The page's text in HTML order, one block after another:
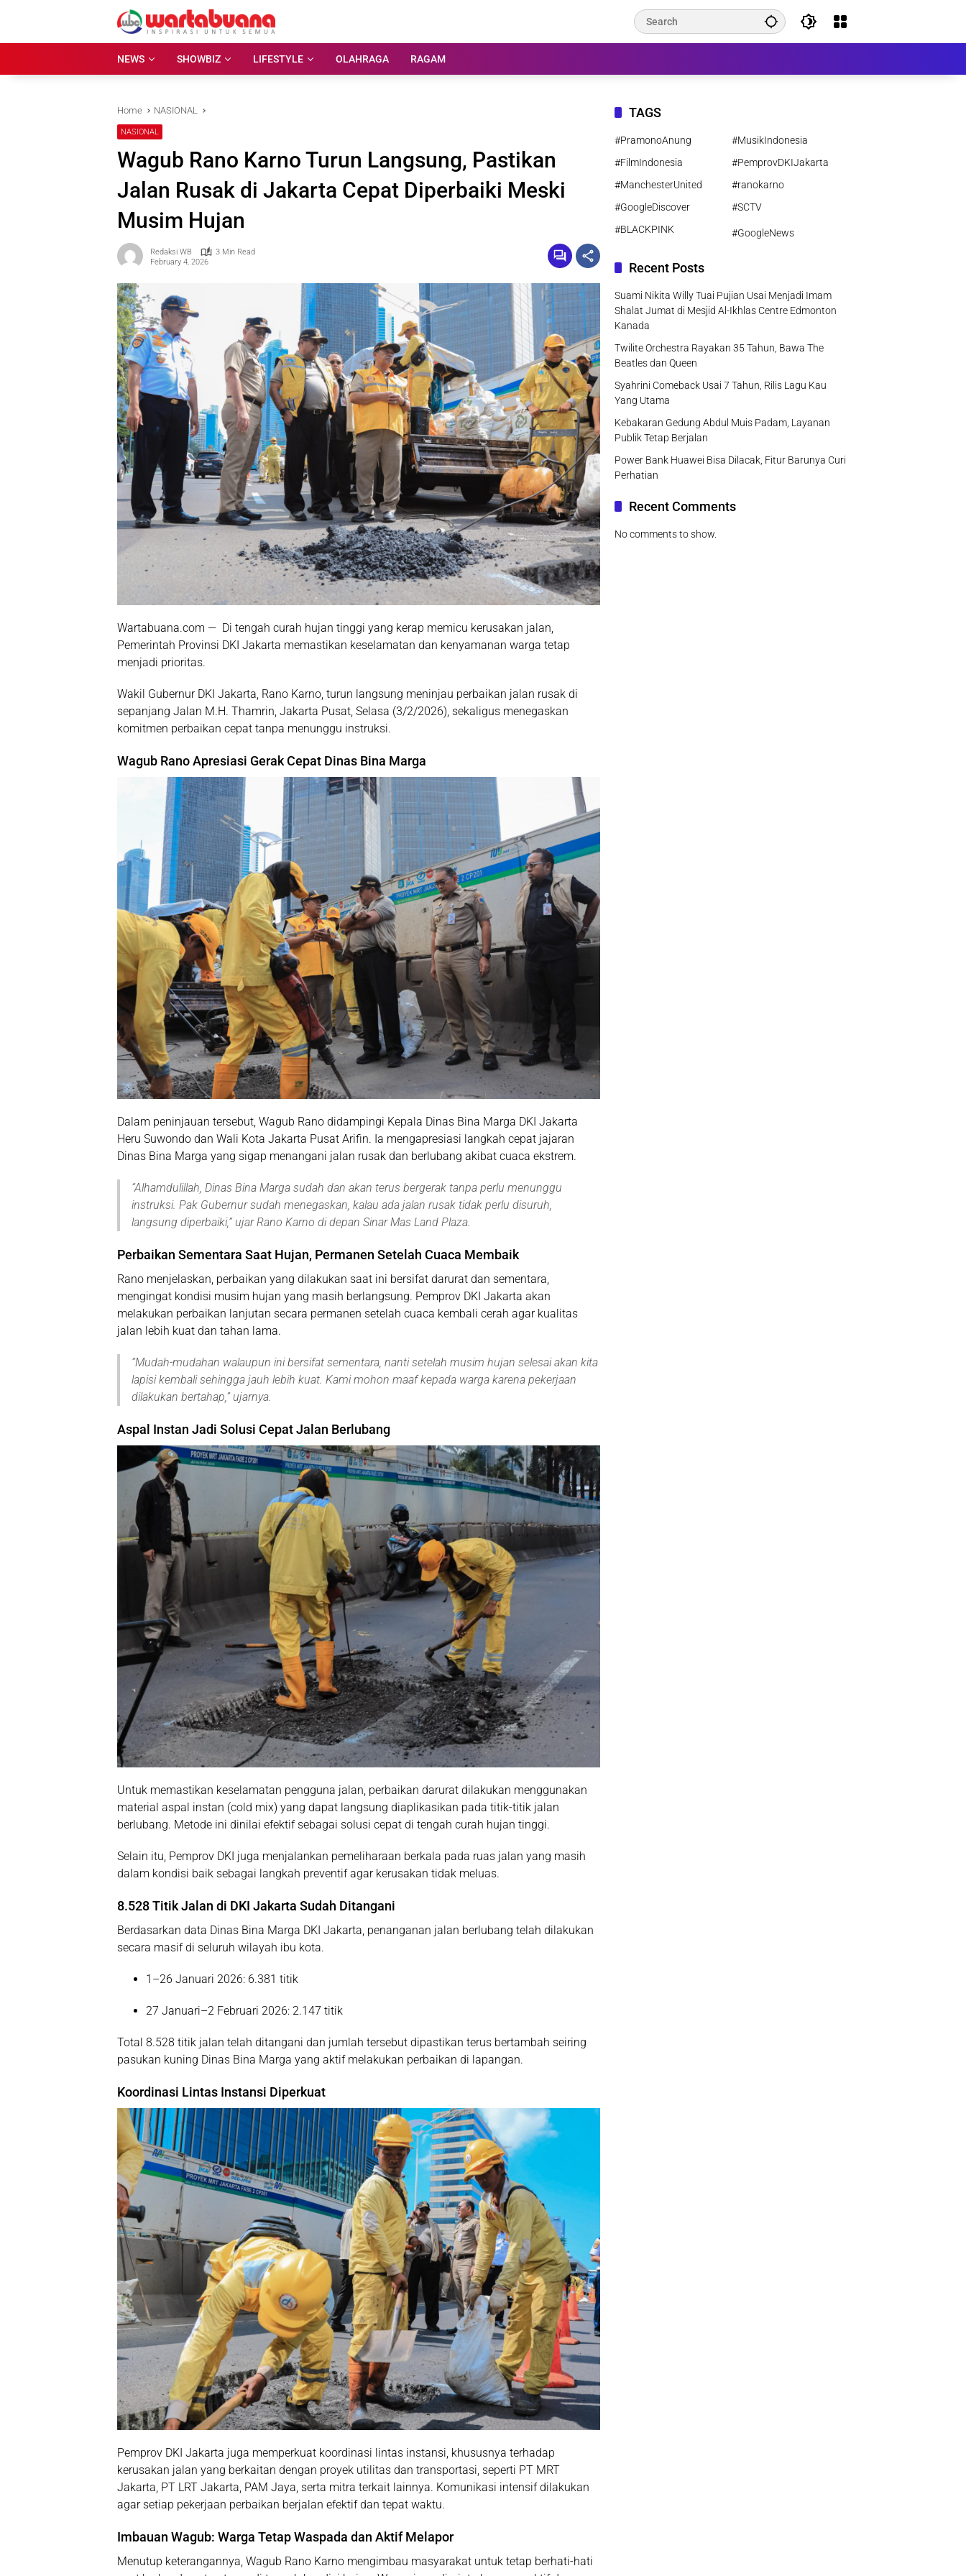
NEWS
SHOWBIZ LIFESTYLE OLAHRAGA RAGAM
Home NASIONAL
NASIONAL
Wagub Rano Karno Turun Langsung, Pastikan
Jalan Rusak di Jakarta Cepat Diperbaiki Meski
Musim Hujan
Redaksi WB
3 Min Read
February 4, 2026
Wartabuana.com — Di tengah curah hujan tinggi yang kerap memicu kerusakan jalan,
Pemerintah Provinsi DKI Jakarta memastikan keselamatan dan kenyamanan warga tetap
menjadi prioritas.
Wakil Gubernur DKI Jakarta, Rano Karno, turun langsung meninjau perbaikan jalan rusak di
sepanjang Jalan M.H. Thamrin, Jakarta Pusat, Selasa (3/2/2026), sekaligus menegaskan
komitmen perbaikan cepat tanpa menunggu instruksi.
Wagub Rano Apresiasi Gerak Cepat Dinas Bina Marga
Dalam peninjauan tersebut, Wagub Rano didampingi Kepala Dinas Bina Marga DKI Jakarta
Heru Suwondo dan Wali Kota Jakarta Pusat Arifin. Ia mengapresiasi langkah cepat jajaran
Dinas Bina Marga yang sigap menangani jalan rusak dan berlubang akibat cuaca ekstrem.
“Alhamdulillah, Dinas Bina Marga sudah dan akan terus bergerak tanpa perlu menunggu
instruksi. Pak Gubernur sudah menegaskan, kalau ada jalan rusak tidak perlu disuruh,
langsung diperbaiki,” ujar Rano Karno di depan Sinar Mas Land Plaza.
Perbaikan Sementara Saat Hujan, Permanen Setelah Cuaca Membaik
Rano menjelaskan, perbaikan yang dilakukan saat ini bersifat darurat dan sementara,
mengingat kondisi musim hujan yang masih berlangsung. Pemprov DKI Jakarta akan
melakukan perbaikan lanjutan secara permanen setelah cuaca kembali cerah agar kualitas
jalan lebih kuat dan tahan lama.
“Mudah-mudahan walaupun ini bersifat sementara, nanti setelah musim hujan selesai akan kita
lapisi kembali sehingga jauh lebih kuat. Kami mohon maaf kepada warga karena pekerjaan
dilakukan bertahap,” ujarnya.
Aspal Instan Jadi Solusi Cepat Jalan Berlubang
Untuk memastikan keselamatan pengguna jalan, perbaikan darurat dilakukan menggunakan
material aspal instan (cold mix) yang dapat langsung diaplikasikan pada titik-titik jalan
berlubang. Metode ini dinilai efektif sebagai solusi cepat di tengah curah hujan tinggi.
Selain itu, Pemprov DKI juga menjalankan pemeliharaan berkala pada ruas jalan yang masih
dalam kondisi baik sebagai langkah preventif agar kerusakan tidak meluas.
8.528 Titik Jalan di DKI Jakarta Sudah Ditangani
Berdasarkan data Dinas Bina Marga DKI Jakarta, penanganan jalan berlubang telah dilakukan
secara masif di seluruh wilayah ibu kota.
1–26 Januari 2026: 6.381 titik
27 Januari–2 Februari 2026: 2.147 titik
Total 8.528 titik jalan telah ditangani dan jumlah tersebut dipastikan terus bertambah seiring
pasukan kuning Dinas Bina Marga yang aktif melakukan perbaikan di lapangan.
Koordinasi Lintas Instansi Diperkuat
Pemprov DKI Jakarta juga memperkuat koordinasi lintas instansi, khususnya terhadap
kerusakan jalan yang berkaitan dengan proyek utilitas dan transportasi, seperti PT MRT
Jakarta, PT LRT Jakarta, PAM Jaya, serta mitra terkait lainnya. Komunikasi intensif dilakukan
agar setiap pekerjaan perbaikan berjalan efektif dan tepat waktu.
Imbauan Wagub: Warga Tetap Waspada dan Aktif Melapor
Menutup keterangannya, Wagub Rano Karno mengimbau masyarakat untuk tetap berhati-hati
TAGS
#PramonoAnung
#MusikIndonesia
#FilmIndonesia
#PemprovDKIJakarta
#ManchesterUnited
#ranokarno
#GoogleDiscover
#SCTV
#BLACKPINK
#GoogleNews
Recent Posts
Suami Nikita Willy Tuai Pujian Usai Menjadi Imam
Shalat Jumat di Mesjid Al-Ikhlas Centre Edmonton
Kanada
Twilite Orchestra Rayakan 35 Tahun, Bawa The
Beatles dan Queen
Syahrini Comeback Usai 7 Tahun, Rilis Lagu Kau
Yang Utama
Kebakaran Gedung Abdul Muis Padam, Layanan
Publik Tetap Berjalan
Power Bank Huawei Bisa Dilacak, Fitur Barunya Curi
Perhatian
Recent Comments
No comments to show.